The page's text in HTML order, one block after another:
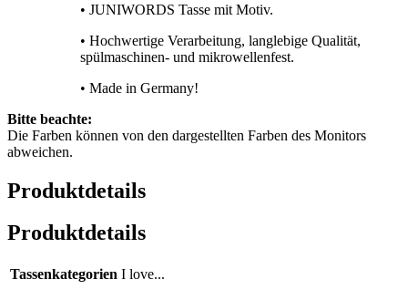
• JUNIWORDS Tasse mit Motiv.
• Hochwertige Verarbeitung, langlebige Qualität,
spülmaschinen- und mikrowellenfest.
• Made in Germany!
Bitte beachte:
Die Farben können von den dargestellten Farben des Monitors
abweichen.
Produktdetails
Produktdetails
Tassenkategorien I love...